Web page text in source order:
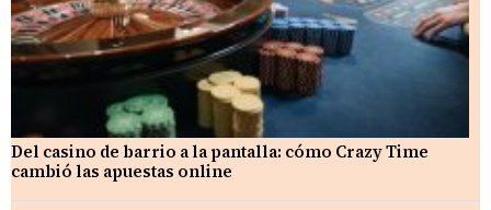
Del casino de barrio a la pantalla: cómo Crazy Time
cambió las apuestas online